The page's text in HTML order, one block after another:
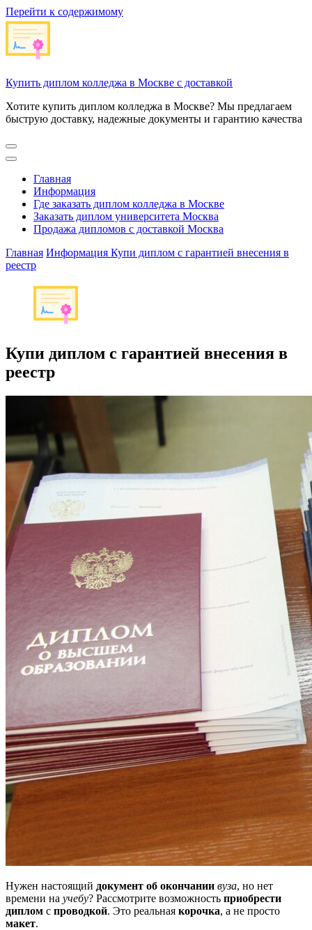
Перейти к содержимому
Купить диплом колледжа в Москве с доставкой
Хотите купить диплом колледжа в Москве? Мы предлагаем
быструю доставку, надежные документы и гарантию качества
Главная
Информация
Где заказать диплом колледжа в Москве
Заказать диплом университета Москва
Продажа дипломов с доставкой Москва
Главная Информация Купи диплом с гарантией внесения в
реестр
Купи диплом с гарантией внесения в
реестр
Нужен настоящий документ об окончании вуза, но нет
времени на учебу? Рассмотрите возможность приобрести
диплом с проводкой. Это реальная корочка, а не просто
макет.